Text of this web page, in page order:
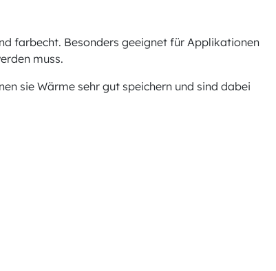
farbecht. Besonders geeignet für Applikationen
muss.
sie Wärme sehr gut speichern und sind dabei